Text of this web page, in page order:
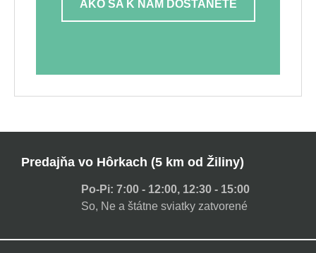
AKO SA K NÁM DOSTANETE
Predajňa vo Hôrkach (5 km od Žiliny)
Po-Pi: 7:00 - 12:00, 12:30 - 15:00
So, Ne a štátne sviatky zatvorené